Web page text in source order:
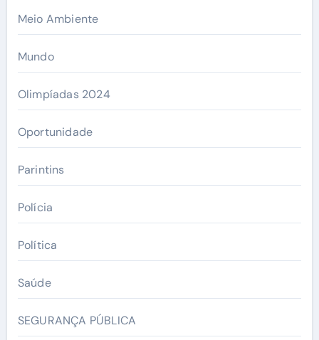
Meio Ambiente
Mundo
Olimpíadas 2024
Oportunidade
Parintins
Polícia
Política
Saúde
SEGURANÇA PÚBLICA